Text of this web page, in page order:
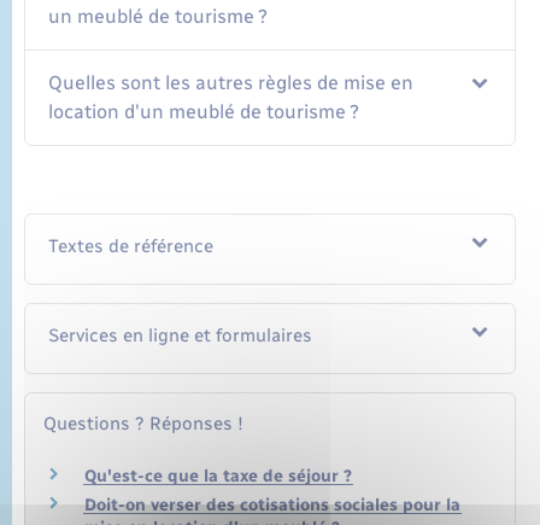
un meublé de tourisme ?
Quelles sont les autres règles de mise en
location d'un meublé de tourisme ?
Textes de référence
Services en ligne et formulaires
Questions ? Réponses !
Qu'est-ce que la taxe de séjour ?
Doit-on verser des cotisations sociales pour la